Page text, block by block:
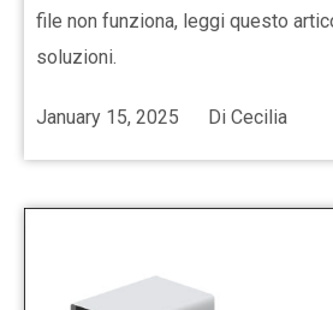
file non funziona, leggi questo
soluzioni.
January 15, 2025 Di Cecilia